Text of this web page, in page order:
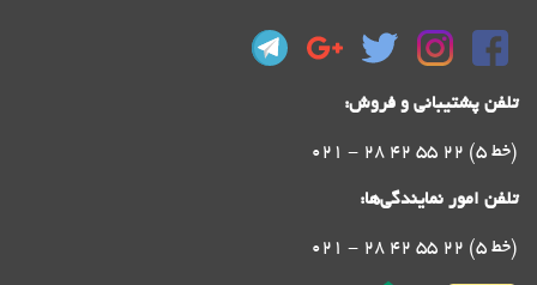
تلفن پشتیبانی و فروش:
021 - 28 42 55 22 (5 خط)
تلفن امور نمایندگی‌ها:
021 - 28 42 55 22 (5 خط)